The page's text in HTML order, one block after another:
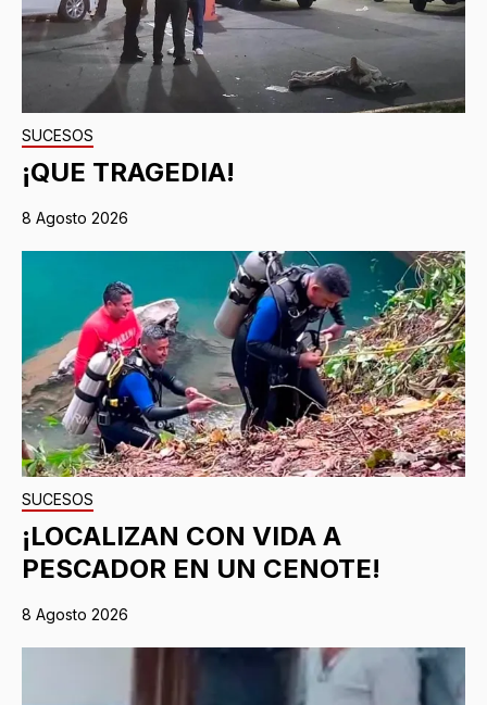
SUCESOS
¡QUE TRAGEDIA!
8 Agosto 2026
SUCESOS
¡LOCALIZAN CON VIDA A
PESCADOR EN UN CENOTE!
8 Agosto 2026